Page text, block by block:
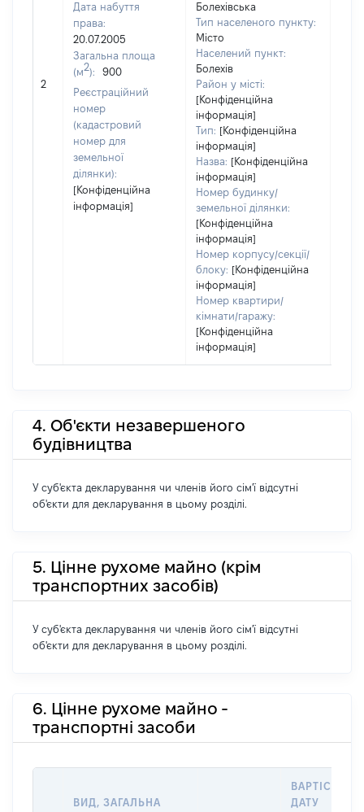
2
Дата набуття
права:
20.07.2005
Загальна площа
(м2):
900
Реєстраційний
номер
(кадастровий
номер для
земельної
ділянки):
[Конфіденційна
інформація]
Болехівська
Тип населеного пункту:
Місто
Населений пункт:
Болехів
Район у місті:
[Конфіденційна
інформація]
Тип: [Конфіденційна
інформація]
Назва: [Конфіденційна
інформація]
Номер будинку/
земельної ділянки:
[Конфіденційна
інформація]
Номер корпусу/секції/
блоку: [Конфіденційна
інформація]
Номер квартири/
кімнати/гаражу:
[Конфіденційна
інформація]
4. Об'єкти незавершеного
будівництва
У суб'єкта декларування чи членів його сім'ї відсутні
об'єкти для декларування в цьому розділі.
5. Цінне рухоме майно (крім
транспортних засобів)
У суб'єкта декларування чи членів його сім'ї відсутні
об'єкти для декларування в цьому розділі.
6. Цінне рухоме майно -
транспортні засоби
ВИД, ЗАГАЛЬНА
ВАРТІСТЬ НА
ДАТУ